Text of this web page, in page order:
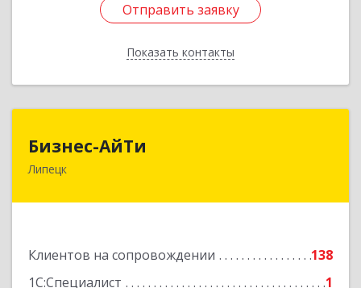
Отправить заявку
Показать контакты
Отправить заявку
Назад
Бизнес-АйТи
Липецк
Клиентов на сопровождении
138
1С:Специалист
1
398008, Липецкая обл, Липецк г, 50 лет НЛМК